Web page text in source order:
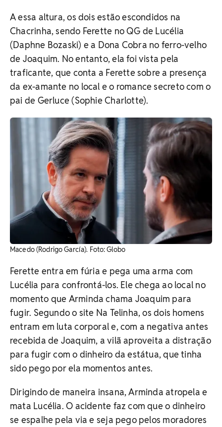
A essa altura, os dois estão escondidos na
Chacrinha, sendo Ferette no QG de Lucélia
(Daphne Bozaski) e a Dona Cobra no ferro-velho
de Joaquim. No entanto, ela foi vista pela
traficante, que conta a Ferette sobre a presença
da ex-amante no local e o romance secreto com o
pai de Gerluce (Sophie Charlotte).
Macedo (Rodrigo García). Foto: Globo
Ferette entra em fúria e pega uma arma com
Lucélia para confrontá-los. Ele chega ao local no
momento que Arminda chama Joaquim para
fugir. Segundo o site Na Telinha, os dois homens
entram em luta corporal e, com a negativa antes
recebida de Joaquim, a vilã aproveita a distração
para fugir com o dinheiro da estátua, que tinha
sido pego por ela momentos antes.
Dirigindo de maneira insana, Arminda atropela e
mata Lucélia. O acidente faz com que o dinheiro
se espalhe pela via e seja pego pelos moradores